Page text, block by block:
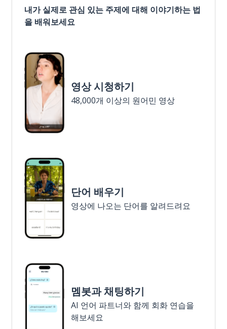
내가 실제로 관심 있는 주제에 대해 이야기하는 법
을 배워보세요
영상 시청하기
48,000개 이상의 원어민 영상
단어 배우기
영상에 나오는 단어를 알려드려요
멤봇과 채팅하기
AI 언어 파트너와 함께 회화 연습을
해보세요